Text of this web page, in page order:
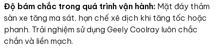
Độ bám chắc trong quá trình vận hành: Mặt đáy thảm
sàn xe tăng ma sát, hạn chế xê dịch khi tăng tốc hoặc
phanh. Trải nghiệm sử dụng Geely Coolray luôn chắc
chắn và liền mạch.